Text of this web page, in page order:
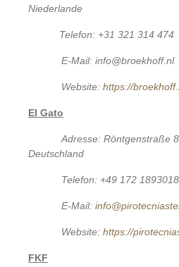
Niederlande
Telefon: +31 321 314 474
E-Mail: info@broekhoff.nl
Website:https://
El Gato
Adresse: Röntgenstraße
Deutschland
Telefon: +49 172 1893018
E-Mail:
Website:https://
FKF